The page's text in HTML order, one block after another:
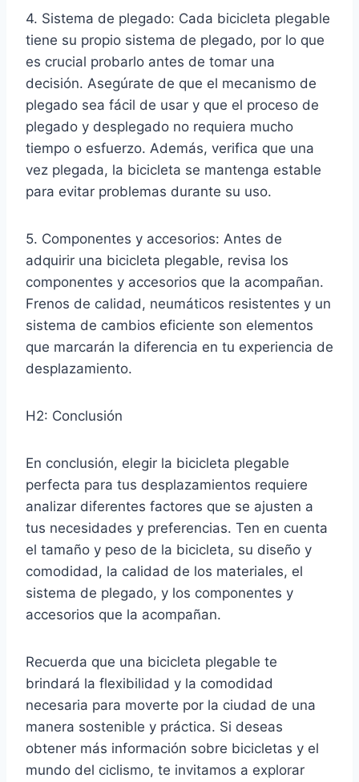
4. Sistema de plegado: Cada bicicleta plegable
tiene su propio sistema de plegado, por lo que
es crucial probarlo antes de tomar una
decisión. Asegúrate de que el mecanismo de
plegado sea fácil de usar y que el proceso de
plegado y desplegado no requiera mucho
tiempo o esfuerzo. Además, verifica que una
vez plegada, la bicicleta se mantenga estable
para evitar problemas durante su uso.
5. Componentes y accesorios: Antes de
adquirir una bicicleta plegable, revisa los
componentes y accesorios que la acompañan.
Frenos de calidad, neumáticos resistentes y un
sistema de cambios eficiente son elementos
que marcarán la diferencia en tu experiencia de
desplazamiento.
H2: Conclusión
En conclusión, elegir la bicicleta plegable
perfecta para tus desplazamientos requiere
analizar diferentes factores que se ajusten a
tus necesidades y preferencias. Ten en cuenta
el tamaño y peso de la bicicleta, su diseño y
comodidad, la calidad de los materiales, el
sistema de plegado, y los componentes y
accesorios que la acompañan.
Recuerda que una bicicleta plegable te
brindará la flexibilidad y la comodidad
necesaria para moverte por la ciudad de una
manera sostenible y práctica. Si deseas
obtener más información sobre bicicletas y el
mundo del ciclismo, te invitamos a explorar